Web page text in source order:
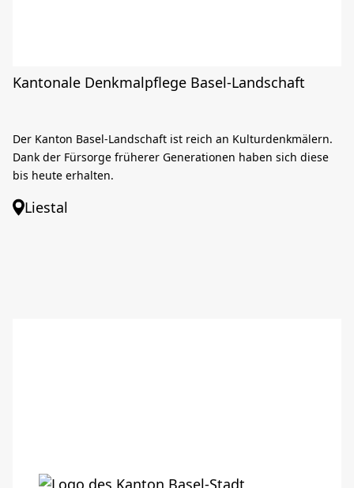
Kantonale Denkmalpflege Basel-Landschaft
Der Kanton Basel-Landschaft ist reich an Kulturdenkmälern.
Dank der Fürsorge früherer Generationen haben sich diese
bis heute erhalten.
Liestal